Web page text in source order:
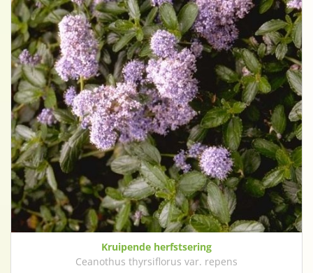
Kruipende herfstsering
Ceanothus thyrsiflorus var. repens